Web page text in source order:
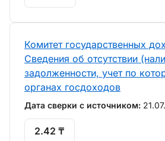
Комитет государственных
Сведения об отсутствии
задолженности, учет по
органах госдоходов
Дата сверки с источником:
2.42 ₸